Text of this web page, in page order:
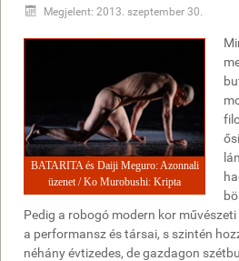
Megjelent: 2013. szeptember 30.
BATARITA és Daiji Meguro: Azonnali
üzenet / Ko Murobushi: Kripta
Pedig a robogó modern kor
a performansz és társai, s szintén
néhány évtizedes, de gazdagon